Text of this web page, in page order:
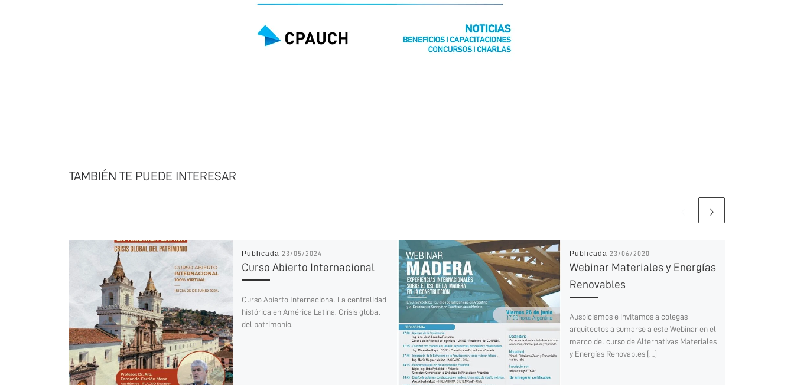
TAMBIÉN TE PUEDE INTERESAR
Publicada 23/05/2024
Curso Abierto Internacional
Curso Abierto Internacional La centralidad
histórica en América Latina. Crisis global
del patrimonio.
Publicada 23/06/2020
Webinar Materiales y Energías
Renovables
Auspiciamos e invitamos a colegas
arquitectos a sumarse a este Webinar en el
marco del curso de Alternativas Materiales
y Energías Renovables […]